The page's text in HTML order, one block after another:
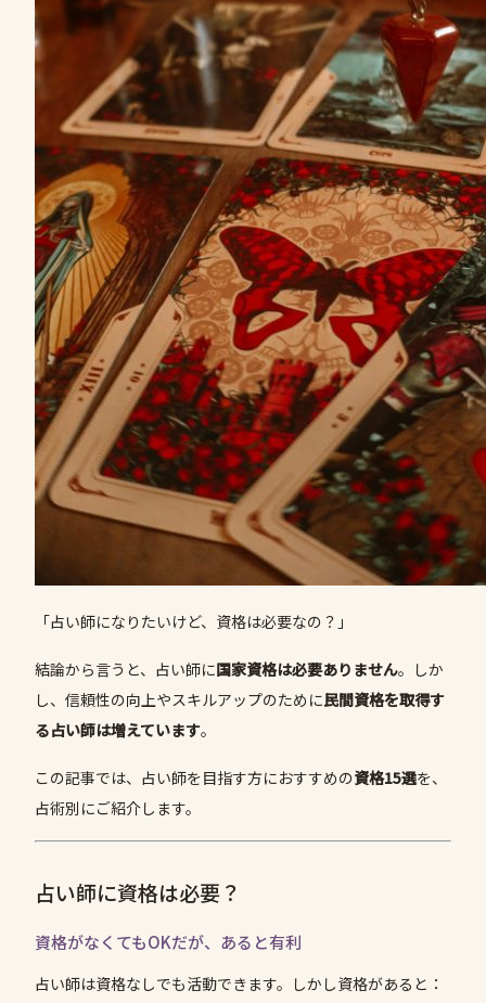
「占い師になりたいけど、資格は必要なの？」
結論から言うと、占い師に国家資格は必要ありません。しか
し、信頼性の向上やスキルアップのために民間資格を取得す
る占い師は増えています。
この記事では、占い師を目指す方におすすめの資格15選を、
占術別にご紹介します。
占い師に資格は必要？
資格がなくてもOKだが、あると有利
占い師は資格なしでも活動できます。しかし資格があると：